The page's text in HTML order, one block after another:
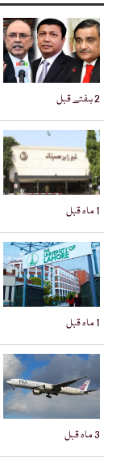
2 ہفتے قبل
1 ماہ قبل
1 ماہ قبل
3 ماہ قبل